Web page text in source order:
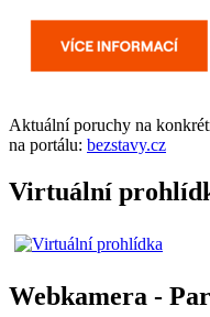
Aktuálníporuchy na
na portálu: bezstavy.cz
Virtuální
Webkamera -